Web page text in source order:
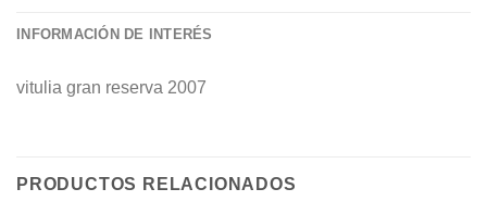
INFORMACIÓN DE INTERÉS
vitulia gran reserva 2007
PRODUCTOS RELACIONADOS